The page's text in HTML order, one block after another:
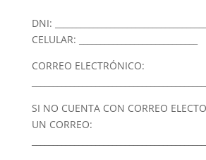
DNI:
CELULAR: ____________________________
CORREO ELECTRÓNICO:
SI NO CUENTA CON CORREO
UN CORREO: